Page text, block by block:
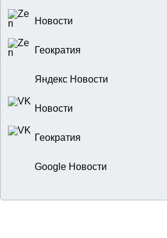
Новости
Геократия
Яндекс Новости
Новости
Геократия
Google Новости